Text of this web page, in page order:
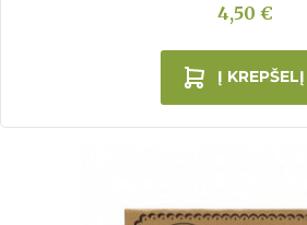
4,50 €
Į KREPŠELĮ